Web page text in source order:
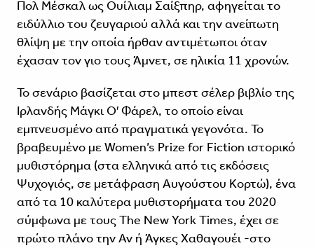
Πολ Μέσκαλ ως Ουίλιαμ Σαίξπηρ, αφηγείται το
ειδύλλιο του ζευγαριού αλλά και την ανείπωτη
θλίψη με την οποία ήρθαν αντιμέτωποι όταν
έχασαν τον γιο τους Άμνετ, σε ηλικία 11 χρονών.
Το σενάριο βασίζεται στο μπεστ σέλερ βιβλίο της
Ιρλανδής Μάγκι Ο′ Φάρελ, το οποίο είναι
εμπνευσμένο από πραγματικά γεγονότα. Το
βραβευμένο με Women’s Prize for Fiction ιστορικό
μυθιστόρημα (στα ελληνικά από τις εκδόσεις
Ψυχογιός, σε μετάφραση Αυγούστου Κορτώ), ένα
από τα 10 καλύτερα μυθιστορήματα του 2020
σύμφωνα με τους The New York Times, έχει σε
πρώτο πλάνο την Αν ή Άγκες Χαθαγουέι -στο